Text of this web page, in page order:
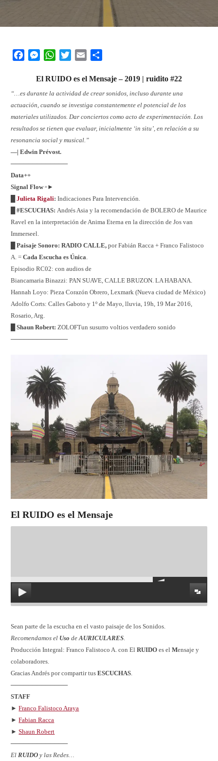
FacebookMessengerWhatsAppTwitterEmail
El RUIDO es el Mensaje – 2019 | ruidito #22
“…es durante la actividad de crear sonidos, incluso durante una
actuación, cuando se investiga constantemente el potencial de los
materiales utilizados. Dar conciertos como acto de experimentación. Los
resultados se tienen que evaluar, inicialmente ‘in situ’, en relación a su
resonancia social y musical.”
—| Edwin Prévost.
─────────────
Data++
Signal Flow꞊►
█Julieta Rigali: Indicaciones Para Intervención.
█ #ESCUCHAS: Andrés Asia y la recomendación de BOLERO de Maurice
Ravel en la interpretación de Anima Eterna en la dirección de Jos van
Immerseel.
█ Paisaje Sonoro: RADIO CALLE,por Fabián Racca + Franco Falistoco
A. =Cada Escucha es Única
Episodio RC02: con audios de
Biancamaria Binazzi: PAN SUAVE, CALLE BRUZON. LA HABANA.
Hannah Loyo: Pieza Corazón Obrero, Lexmark (Nueva ciudad de México)
Adolfo Corts: Calles Gaboto y 1º de Mayo, lluvia, 19h, 19 Mar 2016,
Rosario, Arg.
█ Shaun Robert: ZOLOFTun susurro voltios verdadero sonido
─────────────
El RUIDO es el Mensaje
Sean parte de la escucha en el vasto paisaje de los Sonidos.
Recomendamos el Uso deAURICULARES
Producción Integral: Franco Falistoco A. con ElRUIDO es elMensaje y
colaboradores.
Gracias Andrés por compartir tusESCUCHAS
─────────────
STAFF
►Franco Falistoco Araya
►Fabian Racca
►Shaun Robert
─────────────
El RUIDO y las Redes…